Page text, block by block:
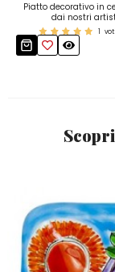
Piatto decorativo in
dai nostri
1 voti